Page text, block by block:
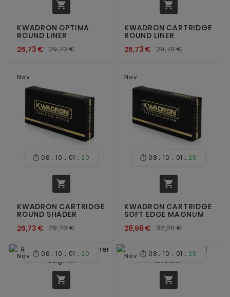

KWADRON OPTIMA
ROUND LINER
26,73 € 29,70 €

KWADRON CARTRIDGE
ROUND LINER
26,73 € 29,70 €
Nov
 08 : 10 : 01 : 20

KWADRON CARTRIDGE
ROUND SHADER
26,73 € 29,70 €
Nov
 08 : 10 : 01 : 20

KWADRON CARTRIDGE
SOFT EDGE MAGNUM
28,98 € 32,20 €
Nov  08 : 10 : 01 : 20

Nov  08 : 10 : 01 : 20
